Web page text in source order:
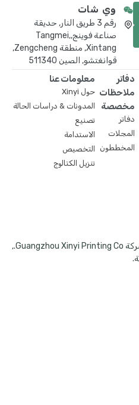
وي شات
رقم 3 طريق النار, حديقة
صناعة فوينج,Tangmei,
Xintang, منطقة Zengcheng,
قوانغتشو, الصين 511340
دفاتر
ملاحظات
مخصصة
دفاتر
المجلات
المخططون
معلومات عنا
حول Xinyi
المدونات & دراسات الحالة
تصنيع
الاستدامة
التخصيص
تنزيل الكتالوج
حقوق الطبع والنشر © 2026 ，شركة Guangzhou Xinyi Printing Co.,